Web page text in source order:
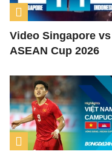
Video Singapore
ASEAN Cup 2026